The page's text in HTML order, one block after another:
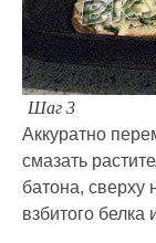
Шаг 3
Аккуратно
смазать
батона, сверху
взбитого белка